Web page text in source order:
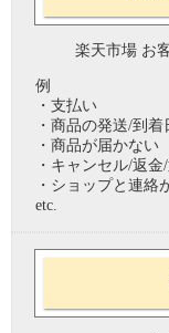
楽天市場 お
例
・支払い
・商品の発送/到
・商品が届かない
・キャンセル/返
・ショップと連絡
etc.